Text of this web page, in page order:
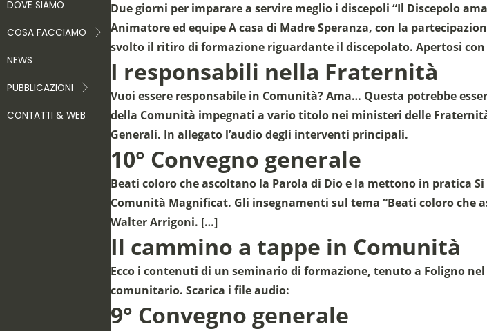
DOVE SIAMO
COSA FACCIAMO
NEWS
PUBBLICAZIONI
CONTATTI & WEB
Due giorni per imparare a servire meglio i discepoli “Il Discepolo
Animatore ed equipe A casa di Madre Speranza, con la
svolto il ritiro di formazione riguardante il discepolato. Apertosi
I responsabili nella Fraternità
Vuoi essere responsabile in Comunità? Ama… Questa potrebbe
della Comunità impegnati a vario titolo nei ministeri delle
Generali. In allegato l’audio degli interventi principali.
10° Convegno generale
Beati coloro che ascoltano la Parola di Dio e la mettono in pratica
Comunità Magnificat. Gli insegnamenti sul tema “Beati coloro che
Walter Arrigoni. […]
Il cammino a tappe in Comunità
Ecco i contenuti di un seminario di formazione, tenuto a Foligno
comunitario. Scarica i file audio:
9° Convegno generale
Sostieni la
Fai una donazione sul